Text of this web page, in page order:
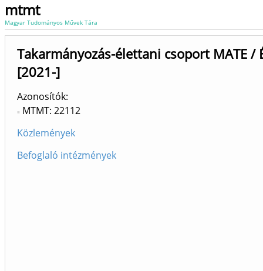
mtmt
Magyar Tudományos Művek Tára
Takarmányozás-élettani csoport MATE /
[2021-]
Azonosítók
MTMT: 22112
Közlemények
Befoglaló intézmények